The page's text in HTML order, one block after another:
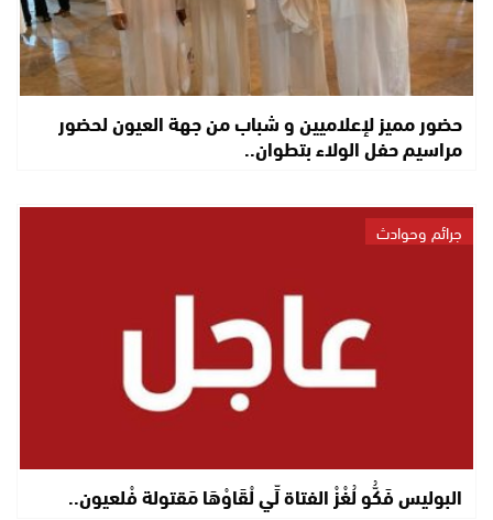
حضور مميز لإعلاميين و شباب من جهة العيون لحضور
مراسيم حفل الولاء بتطوان..
جرائم وحوادث
البوليس فَكُّو لُغْزْ الفتاة لِّي لْقَاوْهَا مَقتولة فْلعيون..